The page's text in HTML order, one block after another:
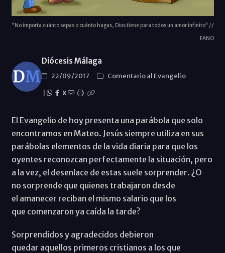
"No importa cuánto sepas o cuánto hagas, Dios tiene para todos un amor infinito" //
FANO
Diócesis Málaga
22/09/2017
Comentario al Evangelio
X
El Evangelio de hoy presenta una parábola que solo
encontramos en Mateo. Jesús siempre utiliza en sus
parábolas elementos de la vida diaria para que los
oyentes reconozcan perfectamente la situación, pero
a la vez, el desenlace de estas suele sorprender. ¿O
no sorprende que quienes trabajaron desde
el amanecer reciban el mismo salario que los
que comenzaron ya caída la tarde?
Sorprendidos y agradecidos debieron
quedar aquellos primeros cristianos a los que